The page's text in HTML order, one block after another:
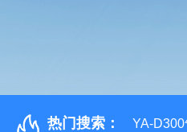
热门搜索： YA-